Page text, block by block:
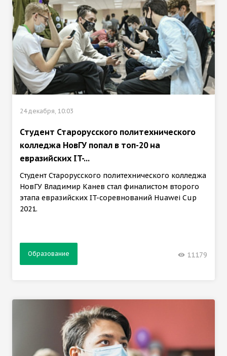
24 декабря, 10:03
Студент Старорусского политехнического
колледжа НовГУ попал в топ-20 на
евразийских IT-...
Студент Старорусского политехнического колледжа
НовГУ Владимир Канев стал финалистом второго
этапа евразийских IT-соревнований Huawei Cup
2021.
Образование 11179